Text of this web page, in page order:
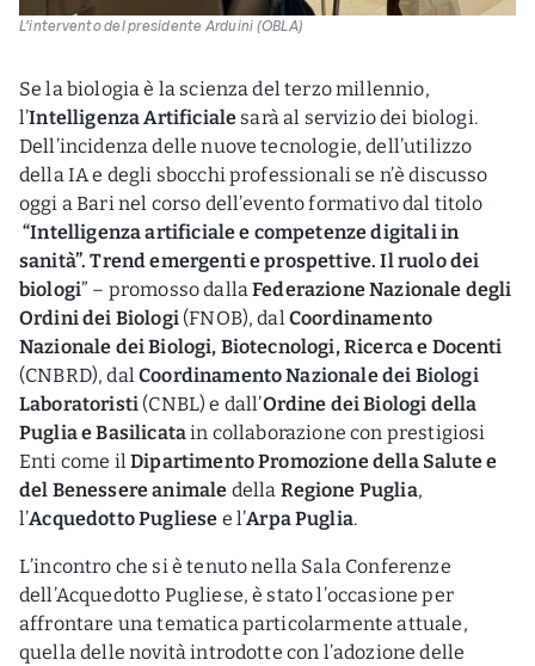
L’intervento del presidente Arduini (OBLA)
Se la biologia è la scienza del terzo millennio,
l’Intelligenza Artificiale sarà al servizio dei biologi.
Dell’incidenza delle nuove tecnologie, dell’utilizzo
della IA e degli sbocchi professionali se n’è discusso
oggi a Bari nel corso dell’evento formativo dal titolo
“Intelligenza artificiale e competenze digitali in
sanità”. Trend emergenti e prospettive. Il ruolo dei
biologi” – promosso dallaFederazione Nazionale degli
Ordini dei Biologi(FNOB), dalCoordinamento
Nazionale dei Biologi, Biotecnologi, Ricerca e Docenti
(CNBRD), dalCoordinamento Nazionale dei Biologi
Laboratoristi (CNBL) e dall’Ordine dei Biologi della
Puglia e Basilicatain collaborazione con prestigiosi
Enti come ilDipartimento Promozione della Salute e
del Benessere animale della Regione Puglia,
l’Acquedotto Pugliese e l’Arpa Puglia.
L’incontro che si è tenuto nella Sala Conferenze
dell’Acquedotto Pugliese, è stato l’occasione per
affrontare una tematica particolarmente attuale,
quella delle novità introdotte con l’adozione delle